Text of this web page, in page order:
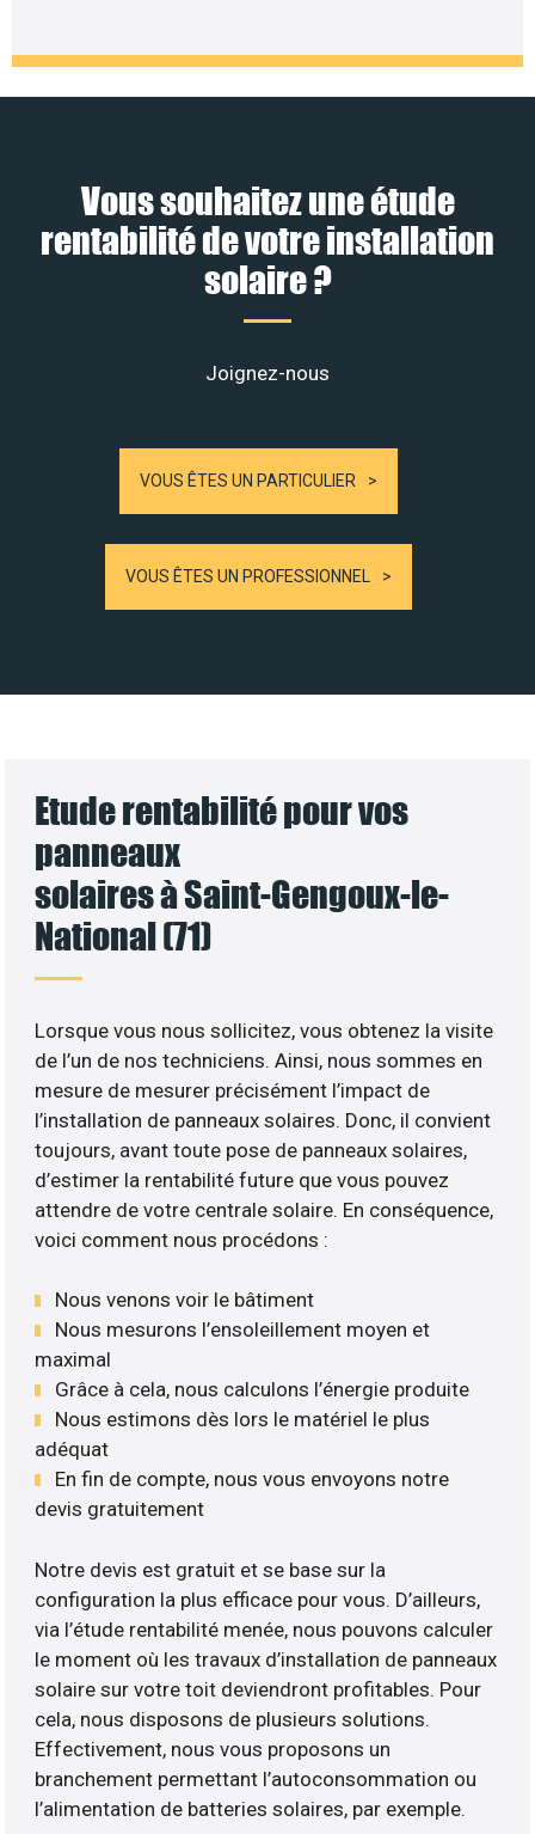
Vous souhaitez une étude
rentabilité de votre installation
solaire ?
Joignez-nous
VOUS ÊTES UN PARTICULIER
VOUS ÊTES UN PROFESSIONNEL
Etude rentabilité pour vos
panneaux
solaires à Saint-Gengoux-le-
National (71)
Lorsque vous nous sollicitez, vous obtenez la visite
de l’un de nos techniciens. Ainsi, nous sommes en
mesure de mesurer précisément l’impact de
l’installation de panneaux solaires. Donc, il convient
toujours, avant toute pose de panneaux solaires,
d’estimer la rentabilité future que vous pouvez
attendre de votre centrale solaire. En conséquence,
voici comment nous procédons :
Nous venons voir le bâtiment
Nous mesurons l’ensoleillement moyen et
maximal
Grâce à cela, nous calculons l’énergie produite
Nous estimons dès lors le matériel le plus
adéquat
En fin de compte, nous vous envoyons notre
devis gratuitement
Notre devis est gratuit et se base sur la
configuration la plus efficace pour vous. D’ailleurs,
via l’étude rentabilité menée, nous pouvons calculer
le moment où les travaux d’installation de panneaux
solaire sur votre toit deviendront profitables. Pour
cela, nous disposons de plusieurs solutions.
Effectivement, nous vous proposons un
branchement permettant l’autoconsommation ou
l’alimentation de batteries solaires, par exemple.